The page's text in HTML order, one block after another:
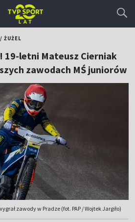
/ ŻUŻEL
19-letni Mateusz Cierniak
zawodach MŚ juniorów
zawody w Pradze (fot. PAP / Wojtek Jargiło)